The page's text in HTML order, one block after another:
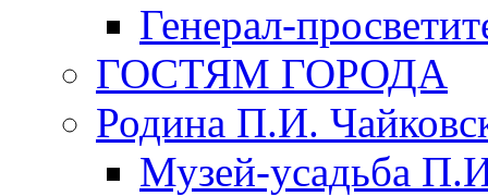
Генерал-
ГОСТЯМ ГОРОДА
Родина П.И.
Музей-усадьба